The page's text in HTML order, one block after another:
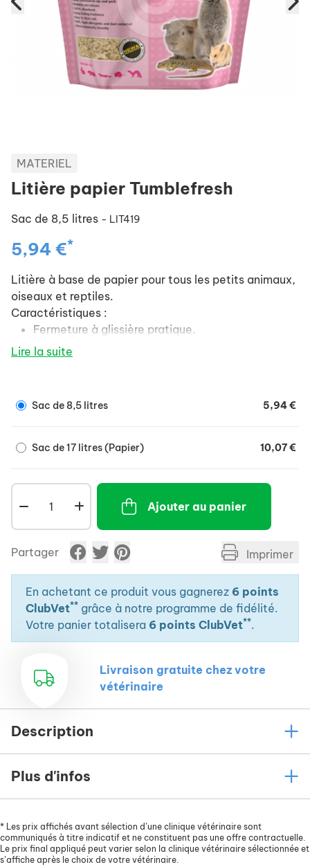
MATERIEL
Litière papier Tumblefresh
Sac de 8,5 litres - LIT419
5,94 €*
Litière à base de papier pour tous les petits animaux,
oiseaux et reptiles.
Caractéristiques :
Fermeture à glissière pratique.
Réduit les odeurs.
Soft, hypoallergénique et exempte de poussière.
Lire la suite
Sac de 8,5 litres 5,94 €
Sac de 17 litres (Papier) 10,07 €
Ajouter au panier
Partager Imprimer
En achetant ce produit vous gagnerez 6 points
ClubVet** grâce à notre programme de fidélité.
Votre panier totalisera 6 points ClubVet**.
Livraison gratuite chez votre
vétérinaire
Description
Plus d'infos
* Les prix affichés avant sélection d’une clinique vétérinaire sont
communiqués à titre indicatif et ne constituent pas une offre contractuelle.
Le prix final appliqué peut varier selon la clinique vétérinaire sélectionnée et
s’affiche après le choix de votre vétérinaire.